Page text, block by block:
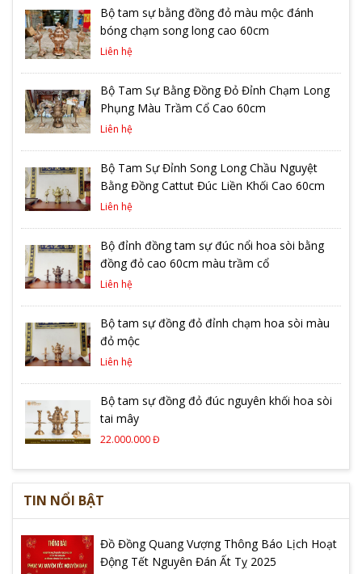
Bộ tam sự bằng đồng đỏ màu mộc đánh
bóng chạm song long cao 60cm
Liên hệ
Bộ Tam Sự Bằng Đồng Đỏ Đỉnh Chạm Long
Phụng Màu Trầm Cổ Cao 60cm
Liên hệ
Bộ Tam Sự Đỉnh Song Long Chầu Nguyệt
Bằng Đồng Cattut Đúc Liền Khối Cao 60cm
Liên hệ
Bộ đỉnh đồng tam sự đúc nổi hoa sòi bằng
đồng đỏ cao 60cm màu trầm cổ
Liên hệ
Bộ tam sự đồng đỏ đỉnh chạm hoa sòi màu
đỏ mộc
Liên hệ
Bộ tam sự đồng đỏ đúc nguyên khối hoa sòi
tai mây
22.000.000 Đ
TIN NỔI BẬT
Đồ Đồng Quang Vượng Thông Báo Lịch Hoạt
Động Tết Nguyên Đán Ất Tỵ 2025